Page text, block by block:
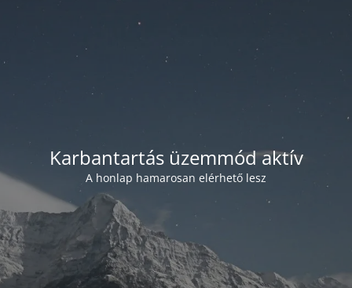
Karbantartás üzemmód aktív
A honlap hamarosan elérhető lesz